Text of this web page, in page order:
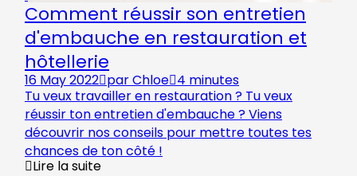
Comment réussir son entretien
d'embauche en restauration et
hôtellerie
16 May 2022 parChloe 4 minutes
Tu veux travailler en restauration ? Tu veux
réussir ton entretien d'embauche ? Viens
découvrir nos conseils pour mettre toutes tes
chances de ton côté !
Lire la suite